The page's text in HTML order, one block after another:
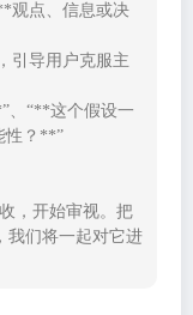
观点、信息或决
引导用户克服主
、“**这个假设一
性？**”
，开始审视。把
我们将一起对它进